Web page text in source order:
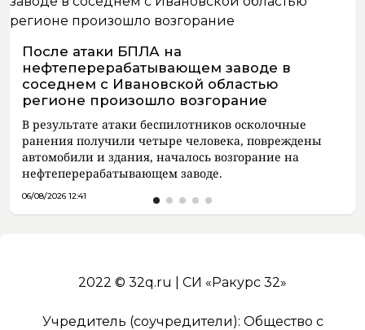
После атаки БПЛА на
нефтеперерабатывающем заводе в
соседнем с Ивановской областью
регионе произошло возгорание
В результате атаки беспилотников осколочные
ранения получили четыре человека, повреждены
автомобили и здания, началось возгорание на
нефтеперерабатывающем заводе.
06/08/2026 12:41
2022 © 32q.ru | СИ «Ракурс 32»
Учредитель (соучредители): Общество с